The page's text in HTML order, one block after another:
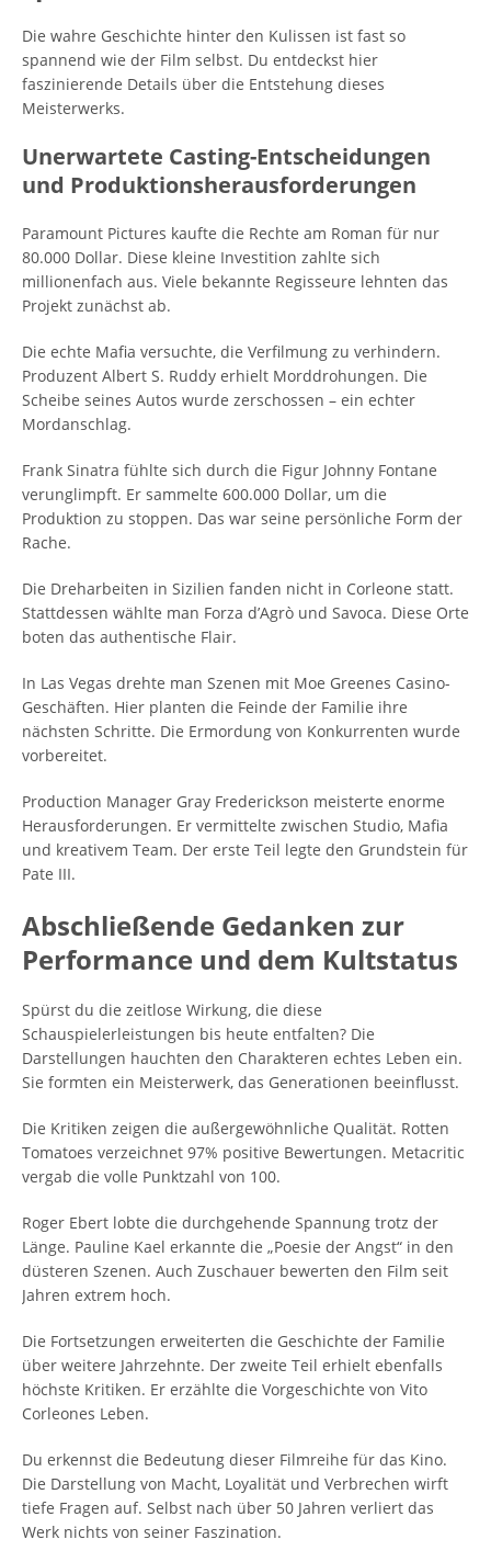
Die wahre Geschichte hinter den Kulissen ist fast so
spannend wie der Film selbst. Du entdeckst hier
faszinierende Details über die Entstehung dieses
Meisterwerks.
Unerwartete Casting-Entscheidungen
und Produktionsherausforderungen
Paramount Pictures kaufte die Rechte am Roman für nur
80.000 Dollar. Diese kleine Investition zahlte sich
millionenfach aus. Viele bekannte Regisseure lehnten das
Projekt zunächst ab.
Die echte Mafia versuchte, die Verfilmung zu verhindern.
Produzent Albert S. Ruddy erhielt Morddrohungen. Die
Scheibe seines Autos wurde zerschossen – ein echter
Mordanschlag.
Frank Sinatra fühlte sich durch die Figur Johnny Fontane
verunglimpft. Er sammelte 600.000 Dollar, um die
Produktion zu stoppen. Das war seine persönliche Form der
Rache.
Die Dreharbeiten in Sizilien fanden nicht in Corleone statt.
Stattdessen wählte man Forza d’Agrò und Savoca. Diese Orte
boten das authentische Flair.
In Las Vegas drehte man Szenen mit Moe Greenes Casino-
Geschäften. Hier planten die Feinde der Familie ihre
nächsten Schritte. Die Ermordung von Konkurrenten wurde
vorbereitet.
Production Manager Gray Frederickson meisterte enorme
Herausforderungen. Er vermittelte zwischen Studio, Mafia
und kreativem Team. Der erste Teil legte den Grundstein für
Pate III.
Abschließende Gedanken zur
Performance und dem Kultstatus
Spürst du die zeitlose Wirkung, die diese
Schauspielerleistungen bis heute entfalten? Die
Darstellungen hauchten den Charakteren echtes Leben ein.
Sie formten ein Meisterwerk, das Generationen beeinflusst.
Die Kritiken zeigen die außergewöhnliche Qualität. Rotten
Tomatoes verzeichnet 97% positive Bewertungen. Metacritic
vergab die volle Punktzahl von 100.
Roger Ebert lobte die durchgehende Spannung trotz der
Länge. Pauline Kael erkannte die „Poesie der Angst“ in den
düsteren Szenen. Auch Zuschauer bewerten den Film seit
Jahren extrem hoch.
Die Fortsetzungen erweiterten die Geschichte der Familie
über weitere Jahrzehnte. Der zweite Teil erhielt ebenfalls
höchste Kritiken. Er erzählte die Vorgeschichte von Vito
Corleones Leben.
Du erkennst die Bedeutung dieser Filmreihe für das Kino.
Die Darstellung von Macht, Loyalität und Verbrechen wirft
tiefe Fragen auf. Selbst nach über 50 Jahren verliert das
Werk nichts von seiner Faszination.